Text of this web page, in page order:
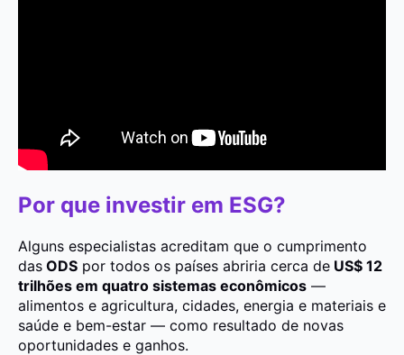
Por que investir em ESG?
Alguns especialistas acreditam que o cumprimento
das ODS por todos os países abriria cerca de US$ 12
trilhões em quatro sistemas econômicos —
alimentos e agricultura, cidades, energia e materiais e
saúde e bem-estar — como resultado de novas
oportunidades e ganhos.